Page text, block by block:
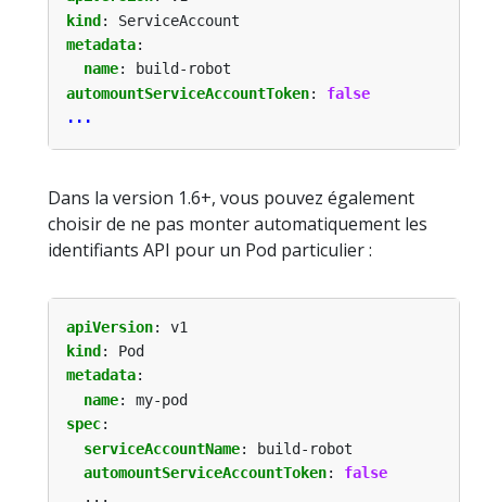
kind :
ServiceAccount
metadata:
name:
build-robot
automountServiceAccountToken:
false
...
Dans la version 1.6+, vous pouvez également
choisir de ne pas monter automatiquement les
identifiants API pour un Pod particulier :
apiVersion:
v1
kind :
Pod
metadata:
name:
my-pod
spec:
serviceAccountName:
build-robot
automountServiceAccountToken:
false
...